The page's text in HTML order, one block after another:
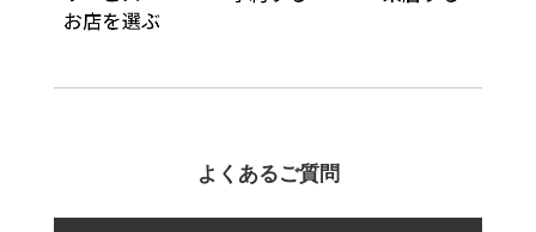
よくあるご質問